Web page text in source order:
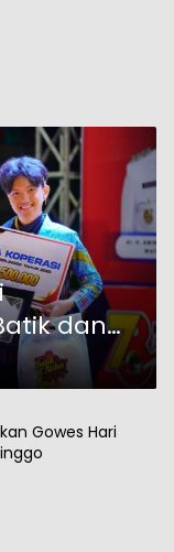
dan
Gowes Hari